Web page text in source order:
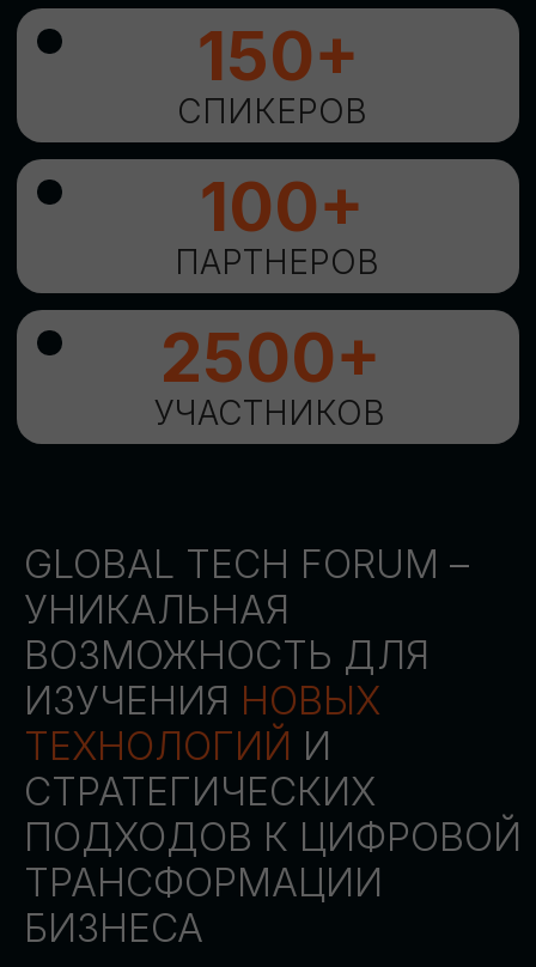
ИЗУЧЕНИЯНОВЫХ
ТЕХНОЛОГИЙИ
СТРАТЕГИЧЕСКИХ
ПОДХОДОВ К ЦИФРОВОЙ
ТРАНСФОРМАЦИИ
БИЗНЕСА
ОСТАВИТЬ
ЗАЯВКУ
АККРЕДИТАЦИЯ
СМИ
СКАЧАТЬ ПРОГРАММУ
СТАТЬ СПИКЕРОМ
Оставьте заявку, наши менеджеры
СТАТЬ УЧАСТНИКОМ